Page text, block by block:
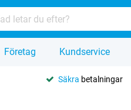
Företag Kundservice
Säkra betalningar